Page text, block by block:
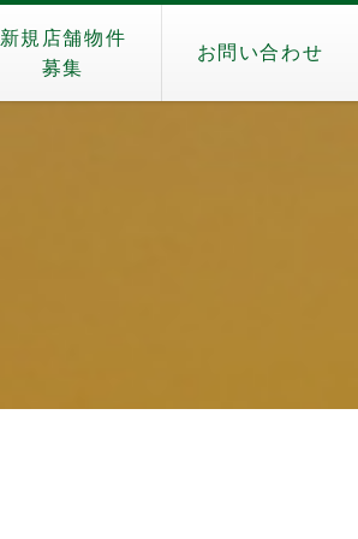
新規店舗物件
募集
お問い合わせ